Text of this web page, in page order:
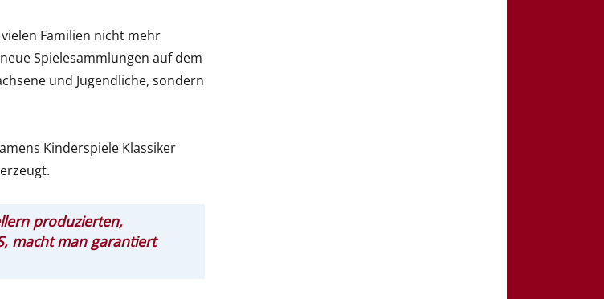
Familien nicht mehr
Spielesammlungen auf dem
und Jugendliche, sondern
Kinderspiele Klassiker
produzierten,
macht man garantiert